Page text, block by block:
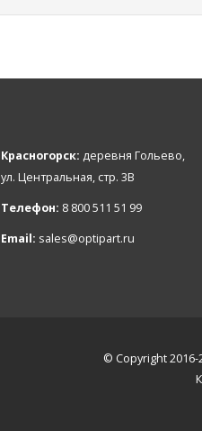
Красногорск: деревня Гольево,
ул. Центральная, стр. 3В
Телефон: 8 800 511 51 99
Email: sales@optipart.ru
© Copyright